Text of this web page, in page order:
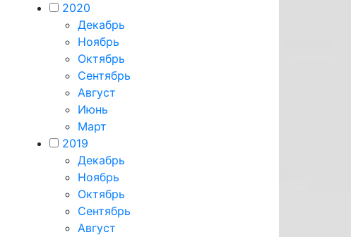
2020
Декабрь
Ноябрь
Октябрь
Сентябрь
Август
Июнь
Март
2019
Декабрь
Ноябрь
Октябрь
Сентябрь
Август